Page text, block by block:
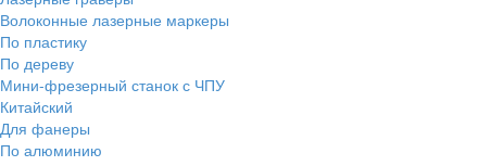
Волоконные лазерные маркеры
По пластику
По дереву
Мини-фрезерный станок с ЧПУ
Китайский
Для фанеры
По алюминию